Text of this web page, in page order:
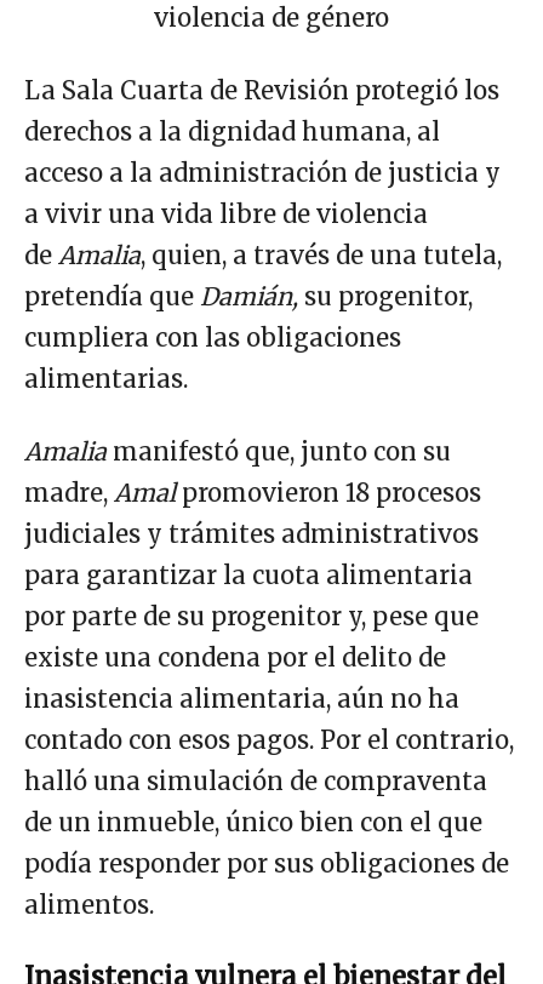
violencia de género
La Sala Cuarta de Revisión protegió los
derechos a la dignidad humana, al
acceso a la administración de justicia y
a vivir una vida libre de violencia
de Amalia, quien, a través de una tutela,
pretendía que Damián, su progenitor,
cumpliera con las obligaciones
alimentarias.
Amaliamanifestó que, junto con su
madre, Amalpromovieron 18 procesos
judiciales y trámites administrativos
para garantizar la cuota alimentaria
por parte de su progenitor y, pese que
existe una condena por el delito de
inasistencia alimentaria, aún no ha
contado con esos pagos. Por el contrario,
halló una simulación de compraventa
de un inmueble, único bien con el que
podía responder por sus obligaciones de
alimentos.
Inasistencia vulnera el bienestar del